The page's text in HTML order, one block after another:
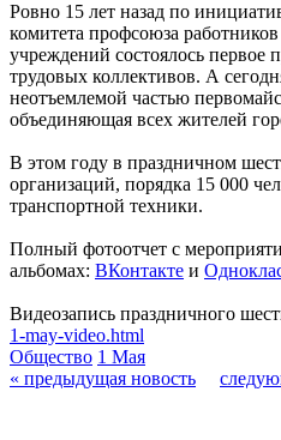
Ровно 15 лет назад по
комитета профсоюза
учреждений состоялось первое
трудовых коллективов. А
неотъемлемой частью
объединяющая всех жителей
В этом году в праздничном
организаций, порядка 15 000
транспортной техники.
Полный фотоотчет с
альбомах: ВКонтакте и
Видеозапись праздничного
1-may-video.html
Общество 1 Мая
« предыдущая новость